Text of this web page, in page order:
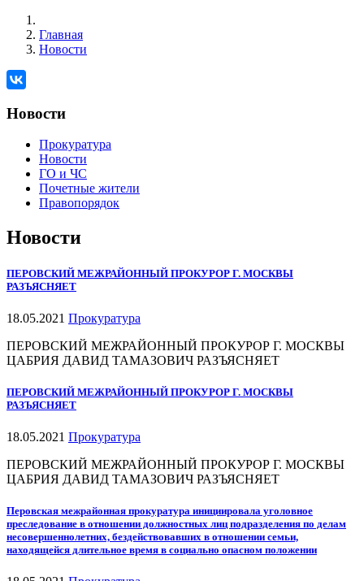
Главная
Новости
Новости
Прокуратура
Новости
ГО и ЧС
Почетные жители
Правопорядок
Новости
ПЕРОВСКИЙ МЕЖРАЙОННЫЙ ПРОКУРОР Г. МОСКВЫ
РАЗЪЯСНЯЕТ
18.05.2021 Прокуратура
ПЕРОВСКИЙ МЕЖРАЙОННЫЙ ПРОКУРОР Г. МОСКВЫ
ЦАБРИЯ ДАВИД ТАМАЗОВИЧ РАЗЪЯСНЯЕТ
ПЕРОВСКИЙ МЕЖРАЙОННЫЙ ПРОКУРОР Г. МОСКВЫ
РАЗЪЯСНЯЕТ
18.05.2021 Прокуратура
ПЕРОВСКИЙ МЕЖРАЙОННЫЙ ПРОКУРОР Г. МОСКВЫ
ЦАБРИЯ ДАВИД ТАМАЗОВИЧ РАЗЪЯСНЯЕТ
Перовская межрайонная прокуратура инициировала уголовное
преследование в отношении должностных лиц подразделения по делам
несовершеннолетних, бездействовавших в отношении семьи,
находящейся длительное время в социально опасном положении